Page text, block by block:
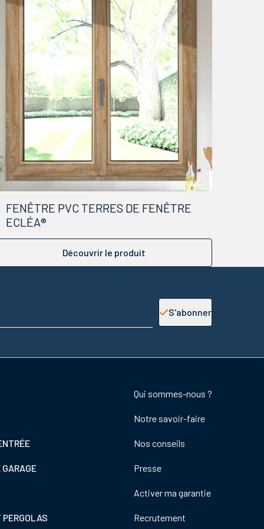
FENÊTRE PVC TERRES DE FENÊTRE
ECLÉA®
Découvrir le produit
S'abonner
GARAGE
PERGOLAS
Footer
de
Qui sommes-nous ?
Notre savoir-faire
Nos conseils
Presse
Activer ma garantie
Recrutement